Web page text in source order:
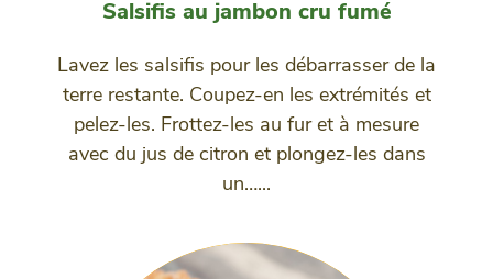
Salsifis au jambon cru fumé
Lavez les salsifis pour les débarrasser de la
terre restante. Coupez-en les extrémités et
pelez-les. Frottez-les au fur et à mesure
avec du jus de citron et plongez-les dans
un…...